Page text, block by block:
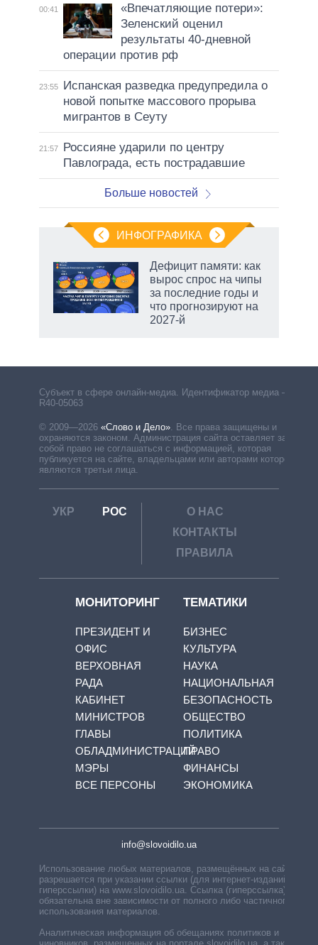
00:41
«Впечатляющие потери»:
Зеленский оценил
результаты 40-дневной
операции против рф
23:55
Испанская разведка предупредила о
новой попытке массового прорыва
мигрантов в Сеуту
21:57
Россияне ударили по центру
Павлограда, есть пострадавшие
Больше новостей
ИНФОГРАФИКА
Дефицит памяти: как
вырос спрос на чипы
за последние годы и
что прогнозируют на
2027-й
Субъект в сфере онлайн-медиа. Идентификатор медиа –
R40-05063
© 2009—2026 «Слово и Дело»
Все права защищены и
охраняются законом. Администрация сайта оставляет за
собой право не соглашаться с информацией, которая
публикуется на сайте, владельцами или авторами которой
являются третьи лица.
УКР РОС
О НАС
КОНТАКТЫ
ПРАВИЛА
МОНИТОРИНГ
ПРЕЗИДЕНТ И
ОФИС
ВЕРХОВНАЯ
РАДА
КАБИНЕТ
МИНИСТРОВ
ГЛАВЫ
ОБЛАДМИНИСТРАЦИЙ
МЭРЫ
ВСЕ ПЕРСОНЫ
ТЕМАТИКИ
БИЗНЕС
КУЛЬТУРА
НАУКА
НАЦИОНАЛЬНАЯ
БЕЗОПАСНОСТЬ
ОБЩЕСТВО
ПОЛИТИКА
ПРАВО
ФИНАНСЫ
ЭКОНОМИКА
info@slovoidilo.ua
Использование любых материалов, размещённых на сайте,
разрешается при указании ссылки (для интернет-изданий —
гиперссылки) на www.slovoidilo.ua. Ссылка (гиперссылка)
обязательна вне зависимости от полного либо частичного
использования материалов.
Аналитическая информация об обещаниях политиков и